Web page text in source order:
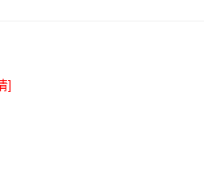
]